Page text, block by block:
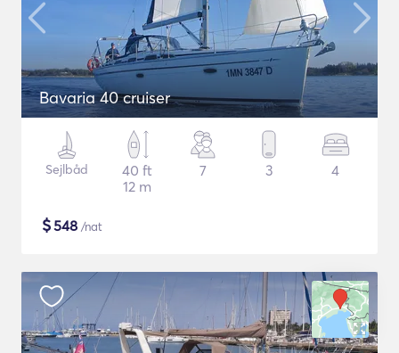
Bavaria 40 cruiser
Sejlbåd
40 ft
12 m
7 3 4
$548 /nat